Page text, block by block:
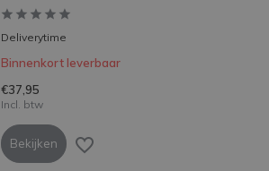
Deliverytime
Binnenkort leverbaar
€37,95
Incl. btw
Bekijken